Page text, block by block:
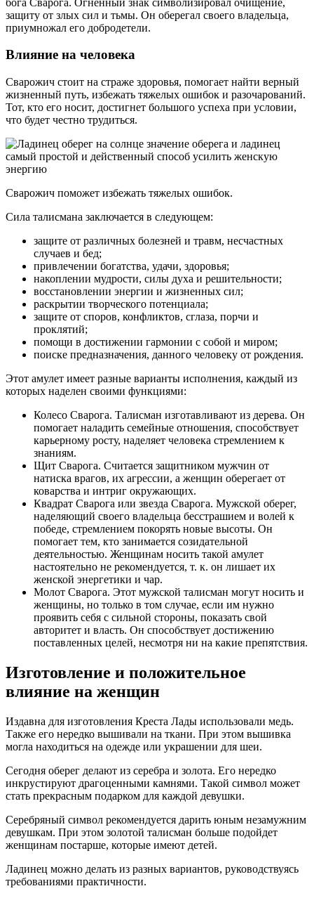
защиту от злых сил и тьмы. Он оберегал своего владельца,
приумножал его добродетели.
Влияние на человека
Сварожич стоит на страже здоровья, помогает найти верный
жизненный путь, избежать тяжелых ошибок и разочарований.
Тот, кто его носит, достигнет большого успеха при условии,
что будет честно трудиться.
Сварожич поможет избежать тяжелых ошибок.
Сила талисмана заключается в следующем:
защите от различных болезней и травм, несчастных
случаев и бед;
привлечении богатства, удачи, здоровья;
накоплении мудрости, силы духа и решительности;
восстановлении энергии и жизненных сил;
раскрытии творческого потенциала;
защите от споров, конфликтов, сглаза, порчи и
проклятий;
помощи в достижении гармонии с собой и миром;
поиске предназначения, данного человеку от рождения.
Этот амулет имеет разные варианты исполнения, каждый из
которых наделен своими функциями:
Колесо Сварога. Талисман изготавливают из дерева. Он
помогает наладить семейные отношения, способствует
карьерному росту, наделяет человека стремлением к
знаниям.
Щит Сварога. Считается защитником мужчин от
натиска врагов, их агрессии, а женщин оберегает от
коварства и интриг окружающих.
Квадрат Сварога или звезда Сварога. Мужской оберег,
наделяющий своего владельца бесстрашием и волей к
победе, стремлением покорять новые высоты. Он
помогает тем, кто занимается созидательной
деятельностью. Женщинам носить такой амулет
настоятельно не рекомендуется, т. к. он лишает их
женской энергетики и чар.
Молот Сварога. Этот мужской талисман могут носить и
женщины, но только в том случае, если им нужно
проявить себя с сильной стороны, показать свой
авторитет и власть. Он способствует достижению
поставленных целей, несмотря ни на какие препятствия.
Изготовление и положительное
влияние на женщин
Издавна для изготовления Креста Лады использовали медь.
Также его нередко вышивали на ткани. При этом вышивка
могла находиться на одежде или украшении для шеи.
Сегодня оберег делают из серебра и золота. Его нередко
инкрустируют драгоценными камнями. Такой символ может
стать прекрасным подарком для каждой девушки.
Серебряный символ рекомендуется дарить юным незамужним
девушкам. При этом золотой талисман больше подойдет
женщинам постарше, которые имеют детей.
Ладинец можно делать из разных вариантов, руководствуясь
требованиями практичности.